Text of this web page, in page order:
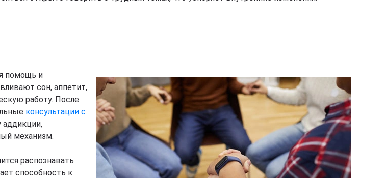
помощь и
сон, аппетит,
работу. После
консультации с
аддикции,
механизм.
распознавать
способность к